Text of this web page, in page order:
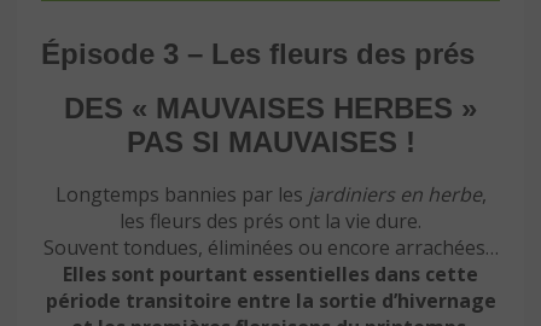
Épisode 3 – Les fleurs des prés
DES « MAUVAISES HERBES »
PAS SI MAUVAISES !
Longtemps bannies par les jardiniers en herbe,
les fleurs des prés ont la vie dure.
Souvent tondues, éliminées ou encore arrachées…
Elles sont pourtant essentielles dans cette
période transitoire entre la sortie d’hivernage